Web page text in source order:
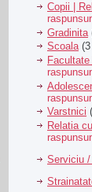
Copii |
Gradinita
Scoala(3
Varstnici
Relatia
Serviciu